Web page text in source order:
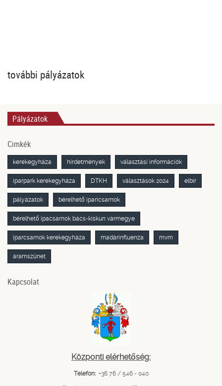
további pályázatok
Pályázatok
Cimkék
kerekegyháza hirdetmények választási információk
iparpark kerekegyháza DTKH választások 2024 elbir
pályázatok bérelhető iparicsarnok
bérelhető ipacsarnok bács-kiskun vármegye
iparcsarnok kerekegyháza madárinfluenza mvm
áramszünet
Kapcsolat
Központi elérhetőség:
Telefon: +36 76 / 546 - 040